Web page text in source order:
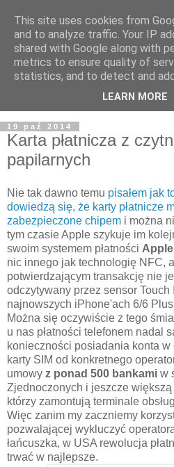
19 paź 2014
Karta płatnicza z
papilarnych
Nie tak dawno temu pisałem jak
dowiedzą się, że karty płatnicze
zabezpieczone chipem i można
tym czasie Apple szykuje im
swoim systemem płatności
nic innego jak technologię NFC,
potwierdzającym transakcję nie
odczytywany przez sensor
najnowszych iPhone'ach 6/6
Można się oczywiście z tego
u nas płatności telefonem nadal
konieczności posiadania konta
karty SIM od konkretnego
umowy z ponad 500 bankami w
Zjednoczonych i jeszcze
którzy zamontują terminale
Więc zanim my zaczniemy
pozwalającej wykluczyć
łańcuszka, w USA rewolucja
trwać w najlepsze.
This site uses cookies from
and to analyze traffic. Your IP
shared with Google along with
metrics to ensure quality of
statistics, and to detect and
LEARN MORE